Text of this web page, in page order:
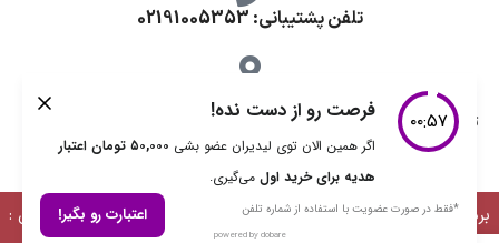
تلفن پشتیبانی: 02191005353
تهران، طرشت شمالی، خ محمد حسینی، کوچه گلناز شرقی، پلاک 10.
برداشت مطالب با ذکر منبع بلامانع است | طراحی، توسعه و پشتیبانی :